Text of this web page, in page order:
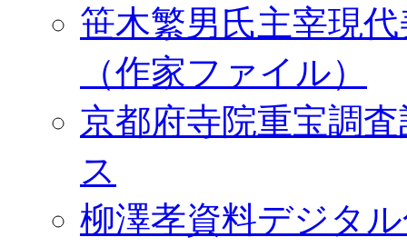
笹木繁男氏主宰現
（作家ファイル）
京都府寺院重宝調
ス
柳澤孝資料デジタ